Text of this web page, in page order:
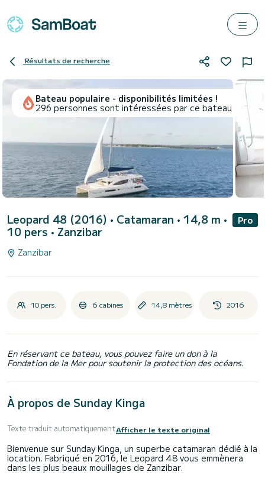
Résultats de recherche
Bateau populaire - disponibilités limitées !
296 personnes sont intéressées par ce bateau
Leopard 48 (2016) • Catamaran • 14,8 m •
10 pers • Zanzibar
Pro
Zanzibar
10 pers. 6 cabines 14,8 mètres 2016
En réservant ce bateau, vous pouvez faire un don à la
Fondation de la Mer pour soutenir la protection des océans.
À propos de Sunday Kinga
Texte traduit automatiquementAfficher le texte original
Bienvenue sur Sunday Kinga, un superbe catamaran dédié à la
location. Fabriqué en 2016, le Leopard 48 vous emmènera
dans les plus beaux mouillages de Zanzibar.